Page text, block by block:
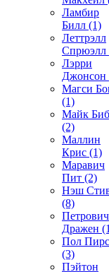
Ламбир
Билл (1)
Леттрэлл
Спрюэлл
Лэрри
Джонсон
Магси
(1)
Майк
(2)
Маллин
Крис (1)
Маравич
Пит (2)
Нэш
(8)
Петрович
Дражен
Пол Пирс
(3)
Пэйтон